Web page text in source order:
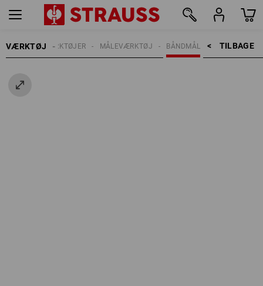
VÆRKTØJ TILBAGE    >
BÅNDMÅL
MÅLEVÆRKTØJ
HÅNDVÆRKTØJER